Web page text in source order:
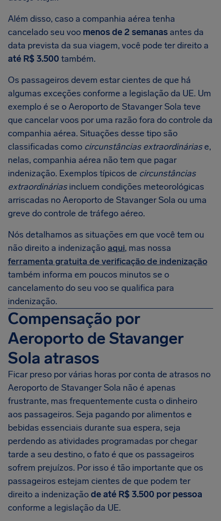
Além disso, caso a companhia aérea tenha
cancelado seu voo menos de 2 semanas antes da
data prevista da sua viagem, você pode ter direito a
até R$ 3.500 também.
Os passageiros devem estar cientes de que há
algumas exceções conforme a legislação da UE. Um
exemplo é se o Aeroporto de Stavanger Sola teve
que cancelar voos por uma razão fora do controle da
companhia aérea. Situações desse tipo são
classificadas como circunstâncias extraordináriase,
nelas, companhia aérea não tem que pagar
indenização. Exemplos típicos de circunstâncias
extraordináriasincluem condições meteorológicas
arriscadas no Aeroporto de Stavanger Sola ou uma
greve do controle de tráfego aéreo.
Nós detalhamos as situações em que você tem ou
não direito a indenizaçãoaqui, mas nossa
ferramenta gratuita de verificação de indenização
também informa em poucos minutos se o
cancelamento do seu voo se qualifica para
indenização.
Compensação por
Aeroporto de Stavanger
Sola atrasos
Ficar preso por várias horas por conta de atrasos no
Aeroporto de Stavanger Sola não é apenas
frustrante, mas frequentemente custa o dinheiro
aos passageiros. Seja pagando por alimentos e
bebidas essenciais durante sua espera, seja
perdendo as atividades programadas por chegar
tarde a seu destino, o fato é que os passageiros
sofrem prejuízos. Por isso é tão importante que os
passageiros estejam cientes de que podem ter
direito a indenizaçãode até R$ 3.500 por pessoa
conforme a legislação da UE.